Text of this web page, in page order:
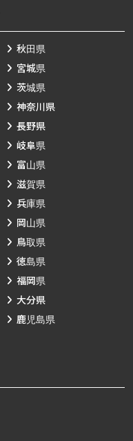
秋田県
宮城県
茨城県
神奈川県
長野県
岐阜県
富山県
滋賀県
兵庫県
岡山県
鳥取県
徳島県
福岡県
大分県
鹿児島県